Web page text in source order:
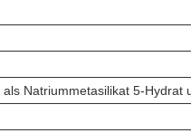
Natriummetasilikat 5-Hydrat